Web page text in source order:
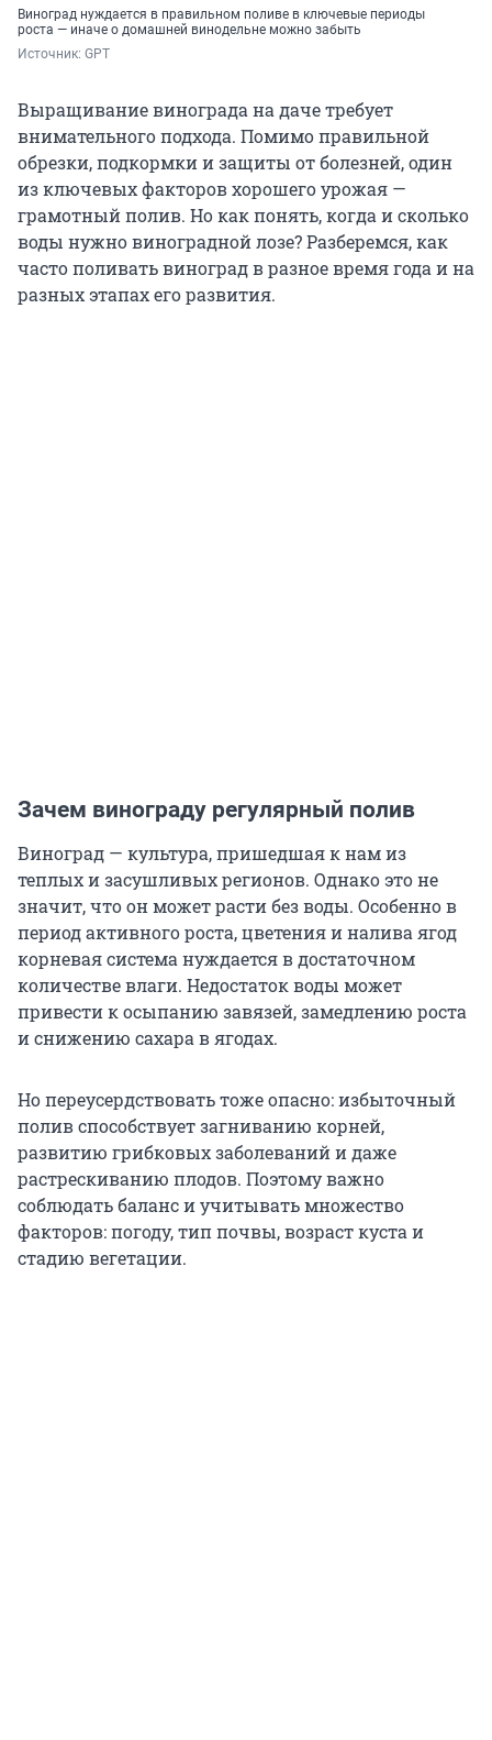
Виноград нуждается в правильном поливе в ключевые периоды
роста — иначе о домашней винодельне можно забыть
Источник: GPT
Выращивание винограда на даче требует
внимательного подхода. Помимо правильной
обрезки, подкормки и защиты от болезней, один
из ключевых факторов хорошего урожая —
грамотный полив. Но как понять, когда и сколько
воды нужно виноградной лозе? Разберемся, как
часто поливать виноград в разное время года и на
разных этапах его развития.
Зачем винограду регулярный полив
Виноград — культура, пришедшая к нам из
теплых и засушливых регионов. Однако это не
значит, что он может расти без воды. Особенно в
период активного роста, цветения и налива ягод
корневая система нуждается в достаточном
количестве влаги. Недостаток воды может
привести к осыпанию завязей, замедлению роста
и снижению сахара в ягодах.
Но переусердствовать тоже опасно: избыточный
полив способствует загниванию корней,
развитию грибковых заболеваний и даже
растрескиванию плодов. Поэтому важно
соблюдать баланс и учитывать множество
факторов: погоду, тип почвы, возраст куста и
стадию вегетации.